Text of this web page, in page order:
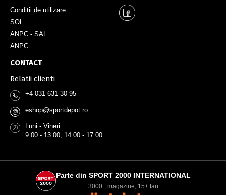
Conditii de utilizare
SOL
ANPC - SAL
ANPC
CONTACT
Relatii clienti
+4 031 631 30 95
@ eshop@sportdepot.ro
Luni - Vineri
9:00 - 13:00; 14:00 - 17:00
Parte din SPORT 2000 INTERNATIONAL
3000+ magazine, 15+ tari